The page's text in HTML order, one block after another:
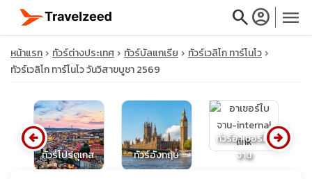
searchaccount_circle menu
close
travel_explore
หน้าแรก ทัวร์ต่างประเทศ ทัวร์บัลแกเรีย
ทัวร์เวลิโก ทาร์โนโว
ทัวร์เวลิโก ทาร์โนโว วันวิสาขบูชา 2569
ทัวร์โปรตุเกส ทัวร์อังกฤษ
ทัวร์อาเซอร์ไบ
จาน
arrow_circle_left arrow_circle_right